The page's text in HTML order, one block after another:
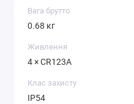
Вага брутто
0.68 кг
Живлення
4 × CR123A
Клас захисту
IP54